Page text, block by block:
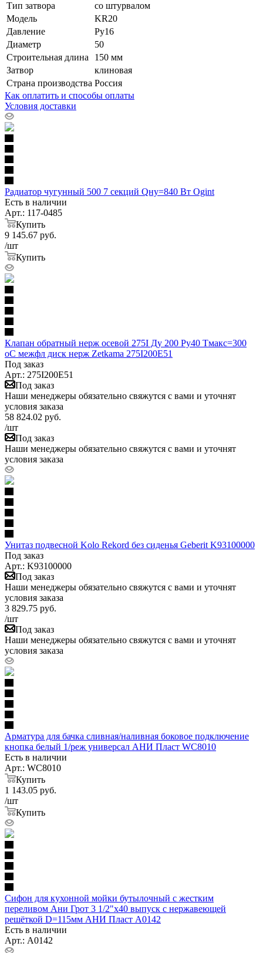
Тип затвора
со штурвалом
Модель
KR20
Давление
Ру16
Диаметр
50
Строительная длина
150 мм
Затвор
клиновая
Страна производства Россия
Как оплатить и способы оплаты
Условия доставки
Радиатор чугунный 500 7 секций Qну=840 Вт Ogint
Есть в наличии
Арт.: 117-0485
Купить
9 145.67 руб.
/шт
Купить
Клапан обратный нерж осевой 275I Ду 200 Ру40 Тмакс=300
оС межфл диск нерж Zetkama 275I200E51
Под заказ
Арт.: 275I200E51
Под заказ
Наши менеджеры обязательно свяжутся с вами и уточнят
условия заказа
58 824.02 руб.
/шт
Под заказ
Наши менеджеры обязательно свяжутся с вами и уточнят
условия заказа
Унитаз подвесной Kolo Rekord без сиденья Geberit K93100000
Под заказ
Арт.: K93100000
Под заказ
Наши менеджеры обязательно свяжутся с вами и уточнят
условия заказа
3 829.75 руб.
/шт
Под заказ
Наши менеджеры обязательно свяжутся с вами и уточнят
условия заказа
Арматура для бачка сливная/наливная боковое подключение
кнопка белый 1/реж универсал АНИ Пласт WC8010
Есть в наличии
Арт.: WC8010
Купить
1 143.05 руб.
/шт
Купить
Сифон для кухонной мойки бутылочный с жестким
переливом Ани Грот 3 1/2"x40 выпуск с нержавеющей
решёткой D=115мм АНИ Пласт A0142
Есть в наличии
Арт.: A0142